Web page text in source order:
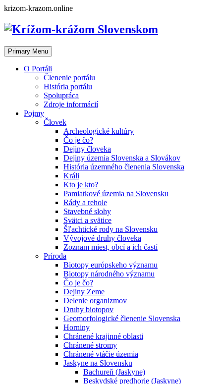
Skip
content
krizom-krazom.online
Primary Menu
O Portáli
Členenie portálu
História portálu
Spolupráca
Zdroje informácií
Pojmy
Človek
Archeologické kultúry
Čo je čo?
Dejiny človeka
Dejiny územia Slovenska a Slovákov
História územného členenia Slovenska
Králi
Kto je kto?
Pamiatkové územia na Slovensku
Rády a rehole
Stavebné slohy
Svätci a svätice
Šľachtické rody na Slovensku
Vývojové druhy človeka
Zoznam miest, obcí a ich častí
Príroda
Biotopy európskeho významu
Biotopy národného významu
Čo je čo?
Dejiny Zeme
Delenie organizmov
Druhy biotopov
Geomorfologické členenie Slovenska
Horniny
Chránené krajinné oblasti
Chránené stromy
Chránené vtáčie územia
Jaskyne na Slovensku
Bachureň (Jaskyne)
Beskydské predhorie (Jaskyne)